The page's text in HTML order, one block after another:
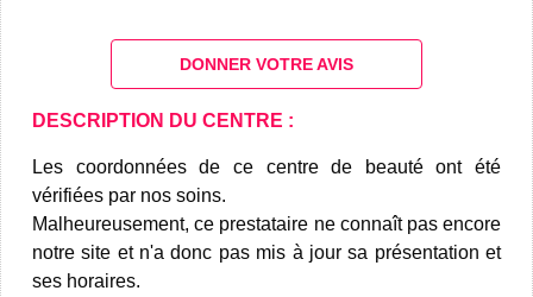
DONNER VOTRE AVIS
DESCRIPTION DU CENTRE :
Les coordonnées de ce centre de beauté ont été
vérifiées par nos soins.
Malheureusement, ce prestataire ne connaît pas encore
notre site et n'a donc pas mis à jour sa présentation et
ses horaires.